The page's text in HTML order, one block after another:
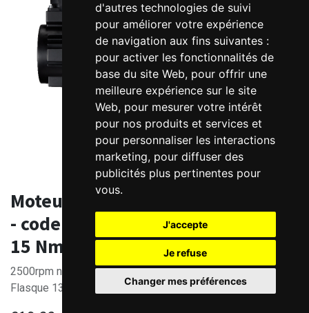
d'autres technologies de suivi
pour améliorer votre expérience
de navigation aux fins suivantes :
pour activer les fonctionnalités de
base du site Web, pour offrir une
meilleure expérience sur le site
Web, pour mesurer votre intérêt
pour nos produits et services et
pour personnaliser les interactions
marketing, pour diffuser des
publicités plus pertinentes pour
vous.
J'accepte
Je refuse
Changer mes préférences
Moteur Brushless AC 380V ELM2M
- codeur 23bits optique - 3800W -
15 Nm
2500rpm nom.
Flasque 130mm